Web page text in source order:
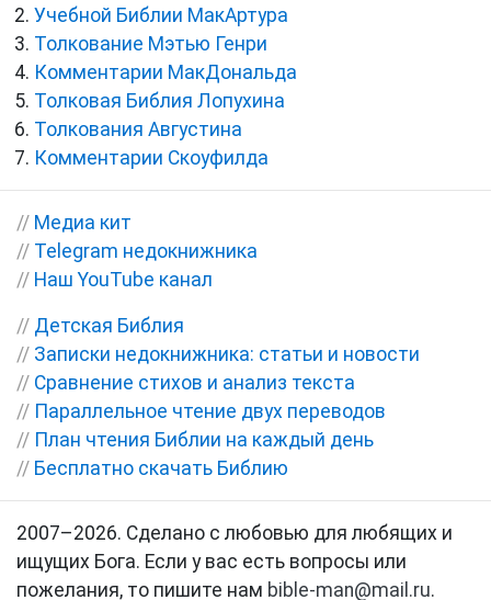
Учебной Библии МакАртура
Толкование Мэтью Генри
Комментарии МакДональда
Толковая Библия Лопухина
Толкования Августина
Комментарии Скоуфилда
// Медиа кит
// Telegram недокнижника
// Наш YouTube канал
// Детская Библия
// Записки недокнижника: статьи и новости
// Сравнение стихов и анализ текста
// Параллельное чтение двух переводов
// План чтения Библии на каждый день
// Бесплатно скачать Библию
2007–2026. Сделано с любовью для любящих и
ищущих Бога. Если у вас есть вопросы или
пожелания, то пишите нам bible-man@mail.ru.